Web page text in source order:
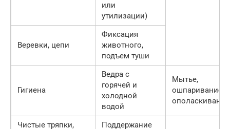
или
утилизации)
Веревки, цепи
Фиксация
животного,
подъем туши
Гигиена
Ведра с
горячей и
холодной
водой
Мытье,
ошпаривание,
ополаскивание
Чистые тряпки,
Поддержание